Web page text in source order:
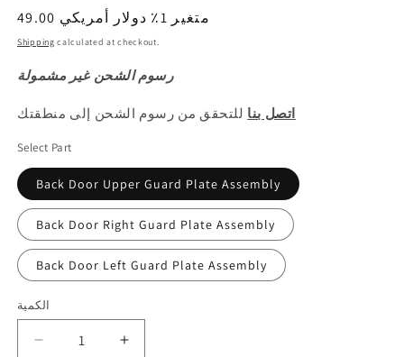
السعر
العادي
49.00 متغير 1٪ دولار أمريكي
Shipping calculated at checkout.
رسوم الشحن غير مشمولة
اتصل بنا للتحقق من رسوم الشحن إلى منطقتك
Select Part
Back Door Upper Guard Plate Assembly
Back Door Right Guard Plate Assembly
Back Door Left Guard Plate Assembly
الكمية
الكمية
Decrease Increase